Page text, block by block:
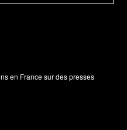
en France sur des presses